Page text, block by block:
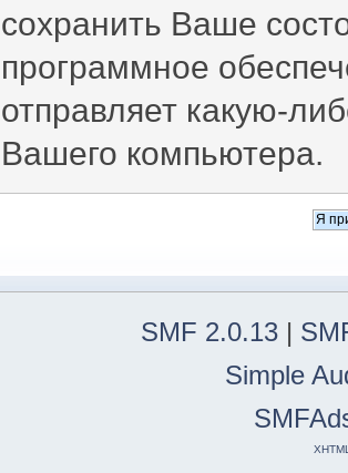
сохранить Ваше
программное
отправляет какую-
Вашего компьютера.
SMF 2.0.13 |
Simple